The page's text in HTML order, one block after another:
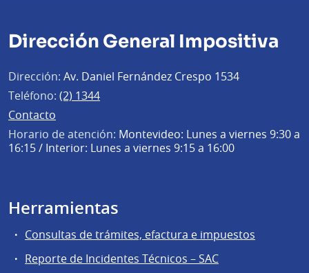
Dirección General Impositiva
Dirección: Av. Daniel Fernández Crespo 1534
Teléfono: (2) 1344
Contacto
Horario de atención: Montevideo: Lunes a viernes 9:30 a
16:15 / Interior: Lunes a viernes 9:15 a 16:00
Herramientas
Consultas de trámites, efactura e impuestos
Reporte de Incidentes Técnicos – SAC